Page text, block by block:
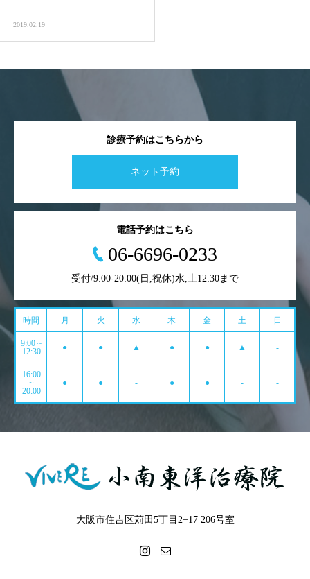
2019.02.19
診療予約はこちらから
ネット予約
電話予約はこちら
06-6696-0233
受付/9:00-20:00(日,祝休)水,土12:30まで
時間 月 火 水 木 金 土 日
9:00 ~
12:30
● ● ▲ ● ● ▲ -
16:00
~
20:00
● ● - ● ● - -
大阪市住吉区苅田5丁目2−17 206号室